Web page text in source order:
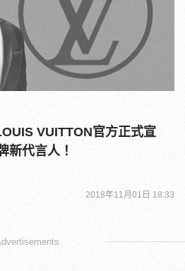
VUITTON官方正式宣
新代言人！
2018年11月01日 18:33